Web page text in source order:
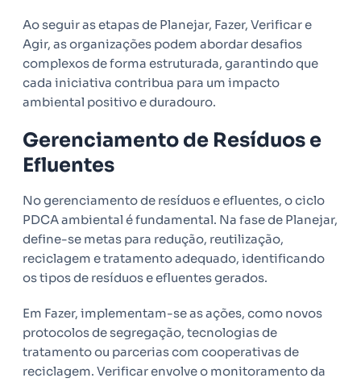
Ao seguir as etapas de Planejar, Fazer, Verificar e
Agir, as organizações podem abordar desafios
complexos de forma estruturada, garantindo que
cada iniciativa contribua para um impacto
ambiental positivo e duradouro.
Gerenciamento de Resíduos e
Efluentes
No gerenciamento de resíduos e efluentes, o ciclo
PDCA ambiental é fundamental. Na fase de Planejar,
define-se metas para redução, reutilização,
reciclagem e tratamento adequado, identificando
os tipos de resíduos e efluentes gerados.
Em Fazer, implementam-se as ações, como novos
protocolos de segregação, tecnologias de
tratamento ou parcerias com cooperativas de
reciclagem. Verificar envolve o monitoramento da